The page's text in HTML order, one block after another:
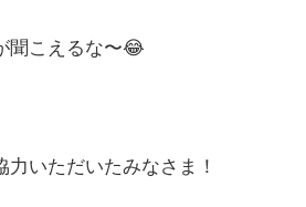
聞こえるな〜😂
いただいたみなさま！